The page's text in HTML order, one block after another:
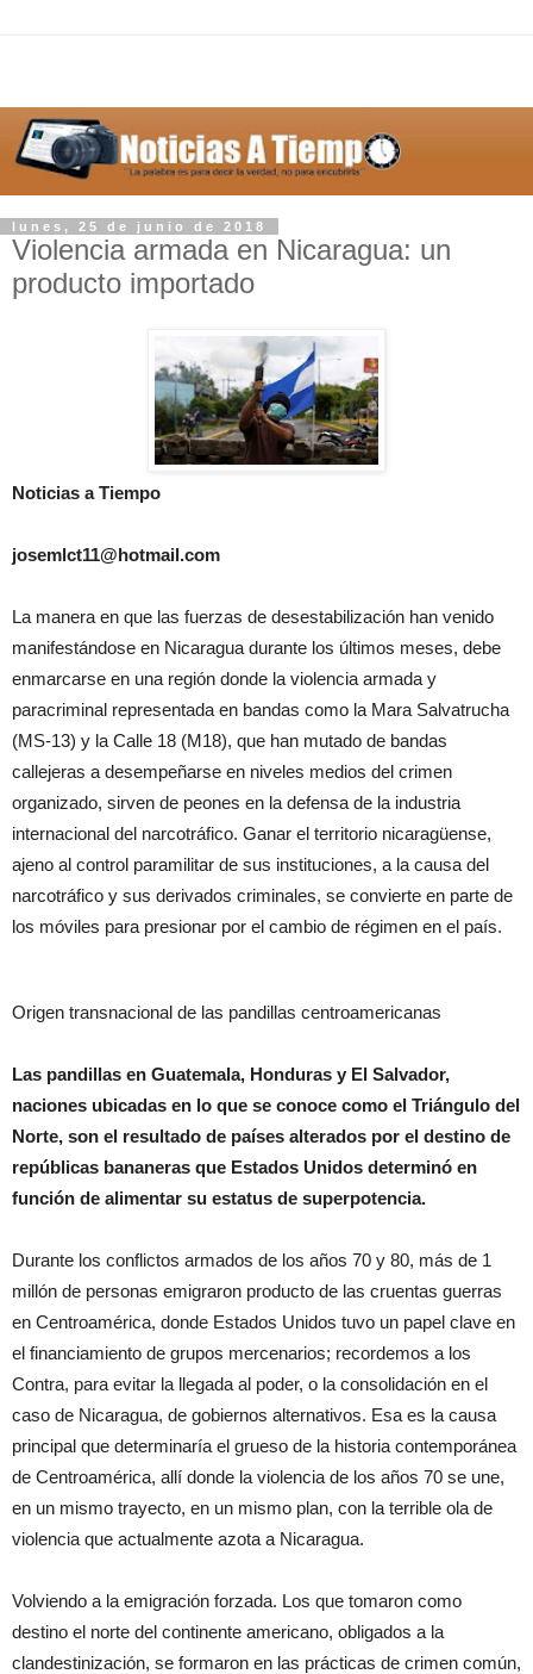
lunes, 25 de junio de 2018
Violencia armada en Nicaragua: un
producto importado
Noticias a Tiempo
josemlct11@hotmail.com
La manera en que las fuerzas de desestabilización han venido
manifestándose en Nicaragua durante los últimos meses, debe
enmarcarse en una región donde la violencia armada y
paracriminal representada en bandas como la Mara Salvatrucha
(MS-13) y la Calle 18 (M18), que han mutado de bandas
callejeras a desempeñarse en niveles medios del crimen
organizado, sirven de peones en la defensa de la industria
internacional del narcotráfico. Ganar el territorio nicaragüense,
ajeno al control paramilitar de sus instituciones, a la causa del
narcotráfico y sus derivados criminales, se convierte en parte de
los móviles para presionar por el cambio de régimen en el país.
Origen transnacional de las pandillas centroamericanas
Las pandillas en Guatemala, Honduras y El Salvador,
naciones ubicadas en lo que se conoce como el Triángulo del
Norte, son el resultado de países alterados por el destino de
repúblicas bananeras que Estados Unidos determinó en
función de alimentar su estatus de superpotencia.
Durante los conflictos armados de los años 70 y 80, más de 1
millón de personas emigraron producto de las cruentas guerras
en Centroamérica, donde Estados Unidos tuvo un papel clave en
el financiamiento de grupos mercenarios; recordemos a los
Contra, para evitar la llegada al poder, o la consolidación en el
caso de Nicaragua, de gobiernos alternativos. Esa es la causa
principal que determinaría el grueso de la historia contemporánea
de Centroamérica, allí donde la violencia de los años 70 se une,
en un mismo trayecto, en un mismo plan, con la terrible ola de
violencia que actualmente azota a Nicaragua.
Volviendo a la emigración forzada. Los que tomaron como
destino el norte del continente americano, obligados a la
clandestinización, se formaron en las prácticas de crimen común,